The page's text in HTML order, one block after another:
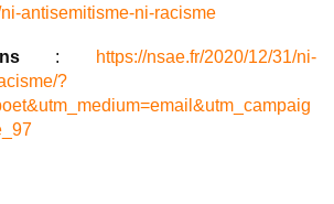
antisemitisme-ni-racisme
:
https://nsae.fr/2020/12/31/ni-
?